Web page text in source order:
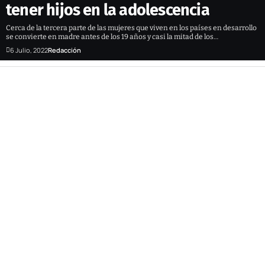
tener hijos en la adolescencia
Cerca de la tercera parte de las mujeres que viven en los países en desarrollo
se convierte en madre antes de los 19 años y casi la mitad de los…
6 Julio, 2022Redacción